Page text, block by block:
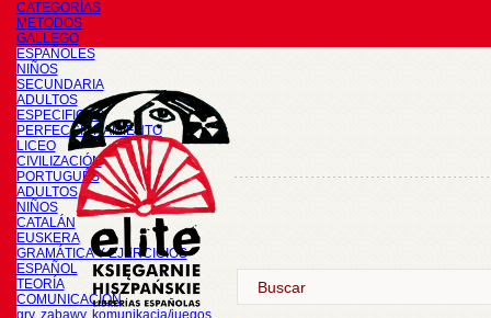
CATEGORÍAS
METODOS
GALLEGO
ESPAÑOLES
NIÑOS
SECUNDARIA
ADULTOS
ESPECIFICOS
PERFECCIONAMIENTO
LICEO
CIVILIZACIÓN
PORTUGUÉS
ADULTOS
NIÑOS
CATALÁN
EUSKERA
GRAMÁTICA Y EJERCICIOS
ESPAÑOL
TEORÍA
COMUNICACIÓN
gry, zabawy, komunikacja/juegos